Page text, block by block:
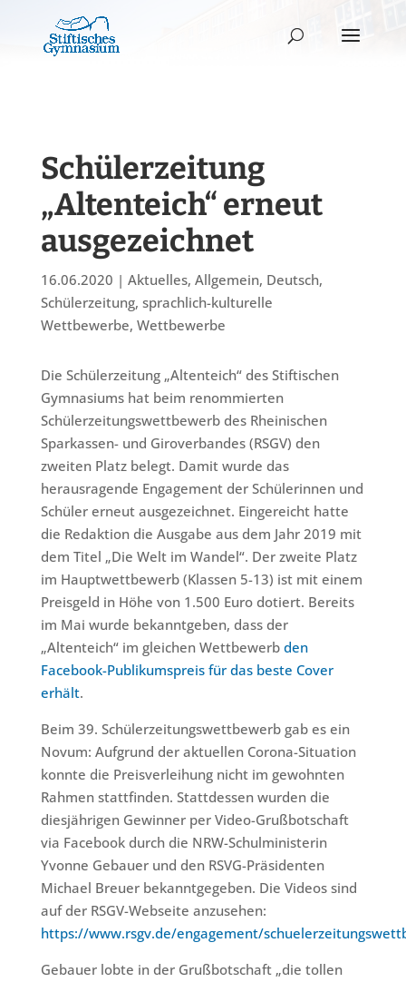
Schülerzeitung
„Altenteich“ erneut
ausgezeichnet
16.06.2020 | Aktuelles, Allgemein, Deutsch,
Schülerzeitung, sprachlich-kulturelle
Wettbewerbe, Wettbewerbe
Die Schülerzeitung „Altenteich“ des Stiftischen
Gymnasiums hat beim renommierten
Schülerzeitungswettbewerb des Rheinischen
Sparkassen- und Giroverbandes (RSGV) den
zweiten Platz belegt. Damit wurde das
herausragende Engagement der Schülerinnen und
Schüler erneut ausgezeichnet. Eingereicht hatte
die Redaktion die Ausgabe aus dem Jahr 2019 mit
dem Titel „Die Welt im Wandel“. Der zweite Platz
im Hauptwettbewerb (Klassen 5-13) ist mit einem
Preisgeld in Höhe von 1.500 Euro dotiert. Bereits
im Mai wurde bekanntgeben, dass der
„Altenteich“ im gleichen Wettbewerb den
Facebook-Publikumspreis für das beste Cover
erhält.
Beim 39. Schülerzeitungswettbewerb gab es ein
Novum: Aufgrund der aktuellen Corona-Situation
konnte die Preisverleihung nicht im gewohnten
Rahmen stattfinden. Stattdessen wurden die
diesjährigen Gewinner per Video-Grußbotschaft
via Facebook durch die NRW-Schulministerin
Yvonne Gebauer und den RSVG-Präsidenten
Michael Breuer bekanntgegeben. Die Videos sind
auf der RSGV-Webseite anzusehen:
https://www.rsgv.de/engagement/
Gebauer lobte in der Grußbotschaft „die tollen